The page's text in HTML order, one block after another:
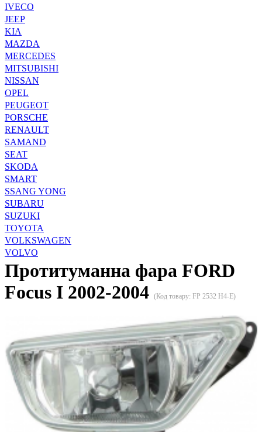
IVECO
JEEP
KIA
MAZDA
MERCEDES
MITSUBISHI
NISSAN
OPEL
PEUGEOT
PORSCHE
RENAULT
SAMAND
SEAT
SKODA
SMART
SSANG YONG
SUBARU
SUZUKI
TOYOTA
VOLKSWAGEN
VOLVO
Протитуманна фара FORD
Focus I 2002-2004 (Код товару: FP 2532 H4-E)